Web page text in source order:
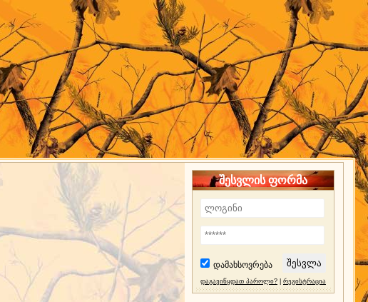
შესვლის ფორმა
დამახსოვრება
დაგავიწყდათ პაროლი? რეგისტრაცია